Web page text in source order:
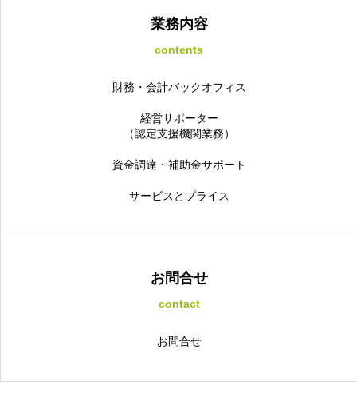
業務内容
contents
財務・会計バックオフィス
経営サポーター
（認定支援機関業務）
資金調達・補助金サポート
サービスとプライス
お問合せ
contact
お問合せ